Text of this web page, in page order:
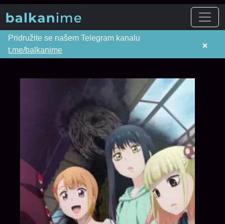
Pridružite se našem Telegram kanalu
t.me/balkanime
×